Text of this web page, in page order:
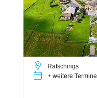
Ratschings
+ weitere Termine